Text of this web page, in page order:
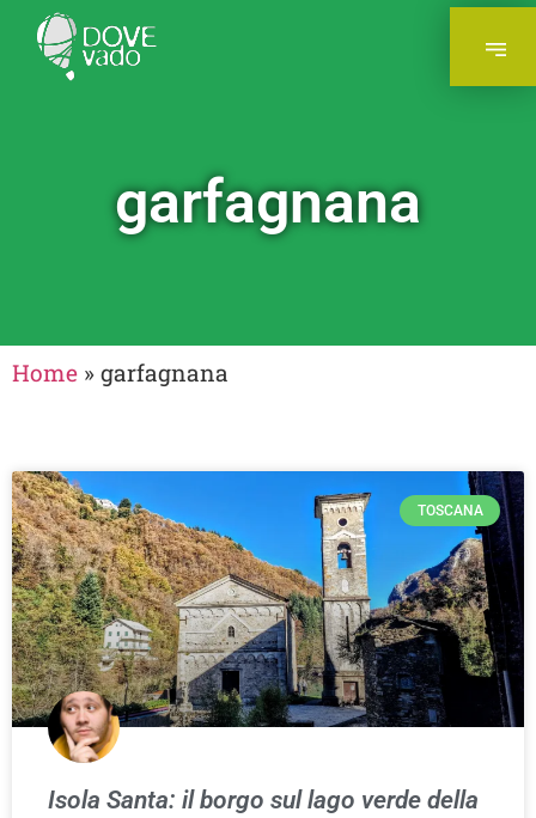
garfagnana
Home » garfagnana
TOSCANA
Isola Santa: il borgo sul lago verde della